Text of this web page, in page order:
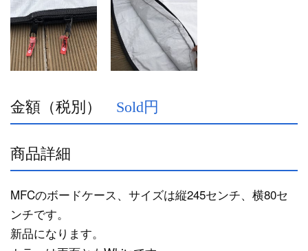
金額（税別） Sold円
商品詳細
MFCのボードケース、サイズは縦245センチ、横80セ
ンチです。
新品になります。